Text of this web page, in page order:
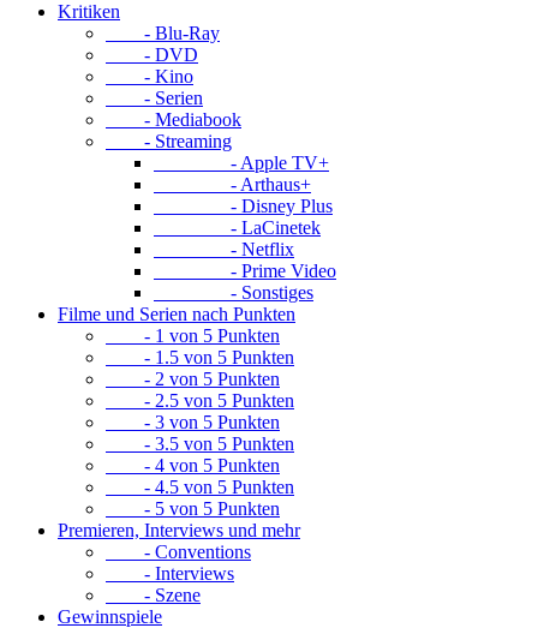
Kritiken
- Blu-Ray
- DVD
- Kino
- Serien
- Mediabook
- Streaming
- Apple TV+
- Arthaus+
- Disney Plus
- LaCinetek
- Netflix
- Prime Video
- Sonstiges
Filme und Serien nach Punkten
- 1 von 5 Punkten
- 1.5 von 5 Punkten
- 2 von 5 Punkten
- 2.5 von 5 Punkten
- 3 von 5 Punkten
- 3.5 von 5 Punkten
- 4 von 5 Punkten
- 4.5 von 5 Punkten
- 5 von 5 Punkten
Premieren, Interviews und mehr
- Conventions
- Interviews
- Szene
Gewinnspiele